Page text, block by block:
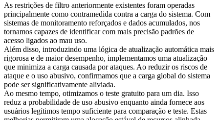
As restrições de filtro anteriormente existentes foram operadas
principalmente como contramedida contra a carga do sistema. Com
sistemas de monitoramento reforçados e dados acumulados, nos
tornamos capazes de identificar com mais precisão padrões de
acesso ligados ao mau uso.
Além disso, introduzindo uma lógica de atualização automática mais
rigorosa e de maior desempenho, implementamos uma atualização
que minimiza a carga causada por ataques. Ao reduzir os riscos de
ataque e o uso abusivo, confirmamos que a carga global do sistema
pode ser significativamente aliviada.
Ao mesmo tempo, otimizamos o teste gratuito para um dia. Isso
reduz a probabilidade de uso abusivo enquanto ainda fornece aos
usuários legítimos tempo suficiente para comparação e teste. Estas